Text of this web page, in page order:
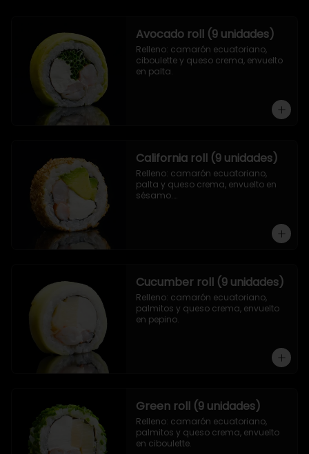
Avocado roll (9 unidades)
Relleno: camarón ecuatoriano,
ciboulette y queso crema, envuelto
en palta.
California roll (9 unidades)
Relleno: camarón ecuatoriano,
palta y queso crema, envuelto en
sésamo.
Cucumber roll (9 unidades)
Relleno: camarón ecuatoriano,
palmitos y queso crema, envuelto
en pepino.
Green roll (9 unidades)
Relleno: camarón ecuatoriano,
palmitos y queso crema, envuelto
en ciboulette.